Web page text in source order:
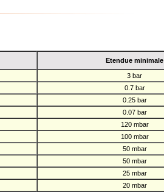
Etendue minimale
3 bar
0.7 bar
0.25 bar
0.07 bar
120 mbar
100 mbar
50 mbar
50 mbar
25 mbar
20 mbar